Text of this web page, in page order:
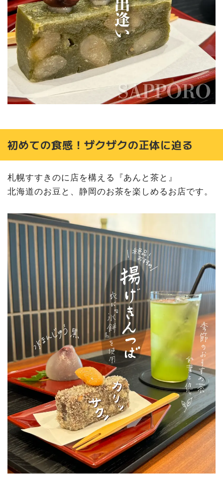
初めての食感！ザクザクの正体に迫る
札幌すすきのに店を構える『あんと茶と』
北海道のお豆と、静岡のお茶を楽しめるお店です。